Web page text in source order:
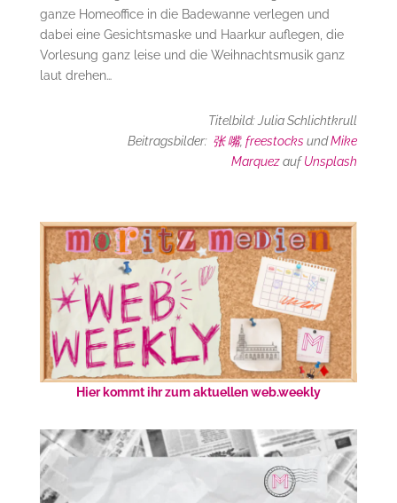
ganze Homeoffice in die Badewanne verlegen und
dabei eine Gesichtsmaske und Haarkur auflegen, die
Vorlesung ganz leise und die Weihnachtsmusik ganz
laut drehen…
Titelbild: Julia Schlichtkrull
Beitragsbilder: 张 嘴,freestocks undMike
MarquezaufUnsplash
Hier kommt ihr zum aktuellen web.weekly